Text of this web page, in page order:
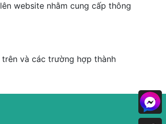
website nhằm cung cấp thông
và các trường hợp thành